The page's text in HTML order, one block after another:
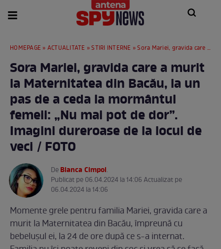
HOMEPAGE » ACTUALITATE »STIRI INTERNE » Sora Mariei, gravida care a murit la Maternitatea din Bacău, la un pas de a ceda la mormântul femeii: „Nu mai pot de dor”. Imagini dureroase de la locul de veci / FOTO
Sora Mariei, gravida care a murit
la Maternitatea din Bacău, la un
pas de a ceda la mormântul
femeii: „Nu mai pot de dor”.
Imagini dureroase de la locul de
veci / FOTO
DeBianca Cimpoi.
Publicat pe 06.04.2024 la 14:06 Actualizat pe
06.04.2024 la 14:06
Momente grele pentru familia Mariei, gravida care a
murit la Maternitatea din Bacău, împreună cu
bebelușul ei, la 24 de ore după ce s-a internat.